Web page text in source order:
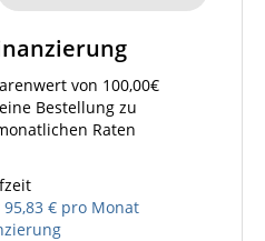
von 100,00€
Bestellung zu
Raten
€ pro Monat